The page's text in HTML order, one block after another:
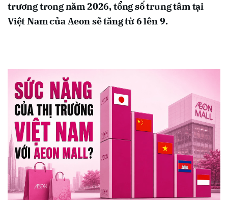
trương trong năm 2026, tổng số trung tâm tại
Việt Nam của Aeon sẽ tăng từ 6 lên 9.